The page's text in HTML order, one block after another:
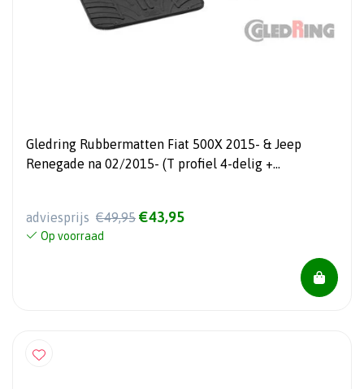
Gledring Rubbermatten Fiat 500X 2015- & Jeep
Renegade na 02/2015- (T profiel 4-delig +
adviesprijs €49,95 €43,95
Op voorraad